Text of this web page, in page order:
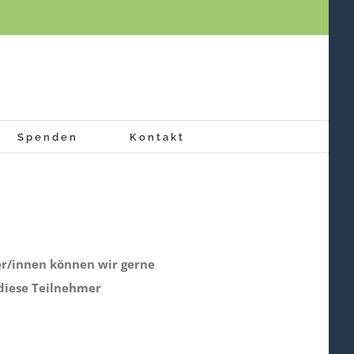
Spenden Kontakt
innen können wir gerne
Teilnehmer